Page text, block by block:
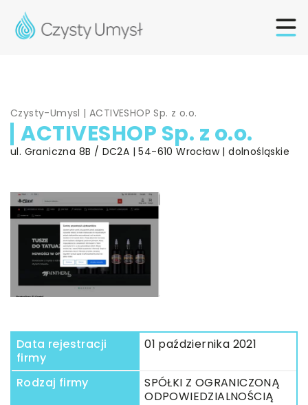
Czysty-Umysl |ACTIVESHOP Sp. z o.o.
ACTIVESHOP Sp. z o.o.
ul. Graniczna 8B / DC2A | 54-610 Wrocław | dolnośląskie
Data rejestracji
firmy
01 października 2021
Rodzaj firmy
SPÓŁKI Z OGRANICZONĄ
ODPOWIEDZIALNOŚCIĄ